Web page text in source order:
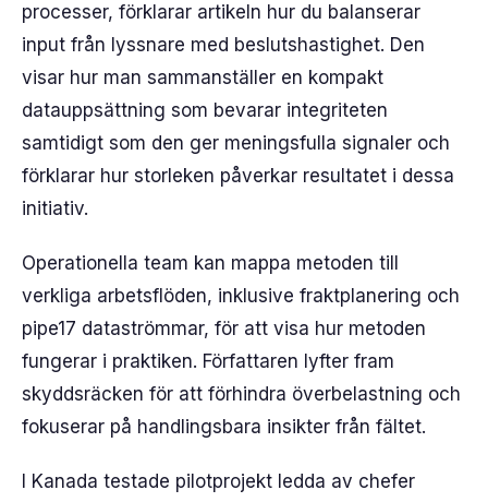
processer, förklarar artikeln hur du balanserar
input från lyssnare med beslutshastighet. Den
visar hur man sammanställer en kompakt
datauppsättning som bevarar integriteten
samtidigt som den ger meningsfulla signaler och
förklarar hur storleken påverkar resultatet i dessa
initiativ.
Operationella team kan mappa metoden till
verkliga arbetsflöden, inklusive fraktplanering och
pipe17 dataströmmar, för att visa hur metoden
fungerar i praktiken. Författaren lyfter fram
skyddsräcken för att förhindra överbelastning och
fokuserar på handlingsbara insikter från fältet.
I Kanada testade pilotprojekt ledda av chefer